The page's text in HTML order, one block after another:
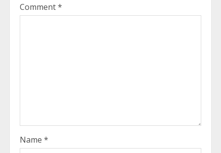
Comment*
Name *